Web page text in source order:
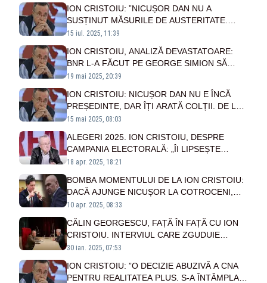
ION CRISTOIU: ”NICUȘOR DAN NU A
SUSȚINUT MĂSURILE DE AUSTERITATE.
BOLOJAN ȘI RESTUL AU LUAT MĂSURILE PE
15 iul. 2025, 11:39
ION CRISTOIU, ANALIZĂ DEVASTATOARE:
BNR L-A FĂCUT PE GEORGE SIMION SĂ
PIARDĂ VOTURI
19 mai 2025, 20:39
ION CRISTOIU: NICUȘOR DAN NU E ÎNCĂ
PREȘEDINTE, DAR ÎȚI ARATĂ COLȚII. DE LA
CE A PORNIT CONFLICTUL CU ILIE BOLOJAN
15 mai 2025, 08:03
ALEGERI 2025. ION CRISTOIU, DESPRE
CAMPANIA ELECTORALĂ: „ÎI LIPSEȘTE
FACTORUL CĂLIN GEORGESCU”
18 apr. 2025, 18:21
BOMBA MOMENTULUI DE LA ION CRISTOIU:
DACĂ AJUNGE NICUȘOR LA COTROCENI,
ȘEFUL VA FI ILIE BOLOJAN
10 apr. 2025, 08:33
CĂLIN GEORGESCU, FAȚĂ ÎN FAȚĂ CU ION
CRISTOIU. INTERVIUL CARE ZGUDUIE
PENALII ÎMBĂTAȚI DE PUTERE DIN ROMÂNIA
30 ian. 2025, 07:53
ION CRISTOIU: ”O DECIZIE ABUZIVĂ A CNA
PENTRU REALITATEA PLUS. S-A ÎNTÂMPLAT